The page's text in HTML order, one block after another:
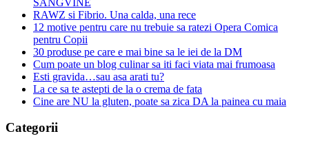
RAWZ si Fibrio. Una calda, una rece
12 motive pentru care nu trebuie sa ratezi Opera Comica
pentru Copii
30 produse pe care e mai bine sa le iei de la DM
Cum poate un blog culinar sa iti faci viata mai frumoasa
Esti gravida…sau asa arati tu?
La ce sa te astepti de la o crema de fata
Cine are NU la gluten, poate sa zica DA la painea cu maia
Categorii